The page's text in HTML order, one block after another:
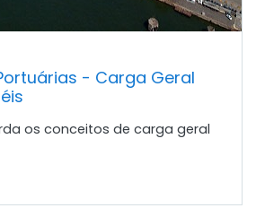
- Carga Geral
os conceitos de carga geral